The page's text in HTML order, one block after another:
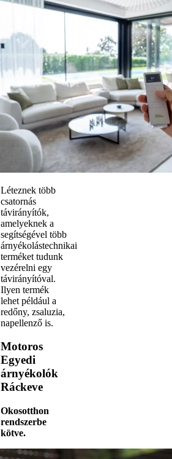
Léteznek több
csatornás
távirányítók,
amelyeknek a
segítségével több
árnyékolástechnikai
terméket tudunk
vezérelni egy
távirányítóval.
Ilyen termék
lehet például a
redőny, zsaluzia,
napellenző is.
Motoros
Egyedi
árnyékolók
Ráckeve
Okosotthon
rendszerbe
kötve.